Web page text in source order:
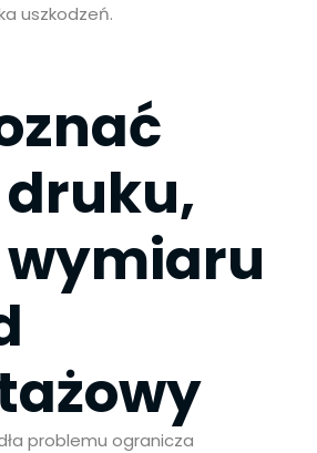
uszkodzeń.
druku,
wymiaru
problemu ogranicza